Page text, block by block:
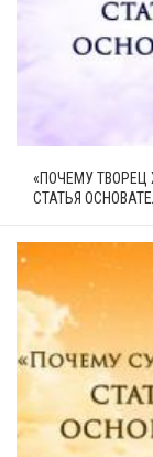
«ПОЧЕМУ
СТАТЬЯ